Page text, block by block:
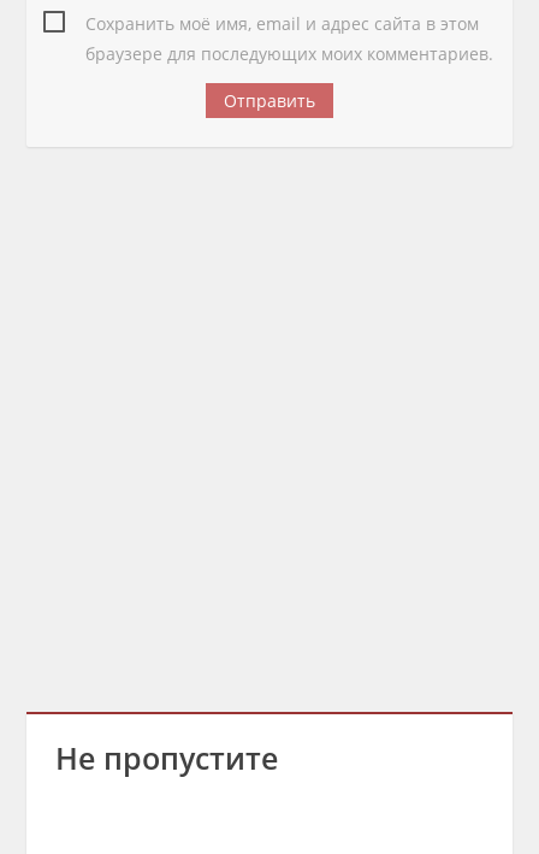
Сохранить моё имя, email и адрес сайта в этом
браузере для последующих моих комментариев.
Не пропустите